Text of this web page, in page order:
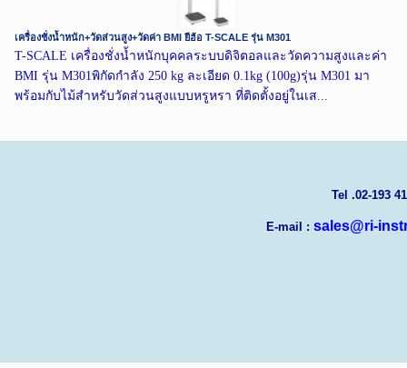
เครื่องชั่งน้ำหนัก+วัดส่วนสูง+วัดค่า BMI ยี่ฮ้อ T-SCALE รุ่น M301
T-SCALE เครื่องชั่งน้ำหนักบุคคลระบบดิจิตอลและวัดความสูงและค่า
BMI รุ่น M301พิกัดกำลัง 250 kg ละเอียด 0.1kg (100g)รุ่น M301 มา
พร้อมกับไม้สำหรับวัดส่วนสูงแบบหรูหรา ที่ติดตั้งอยู่ในเส...
Tel .02-193
E-mail : sales@ri-